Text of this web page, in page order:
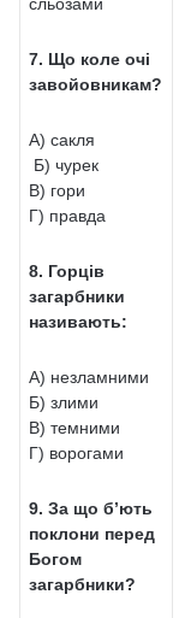
7. Що коле очі
завойовникам?
А) сакля
Б) чурек
В) гори
Г) правда
8. Горців
загарбники
називають:
А) незламними
Б) злими
В) темними
Г) ворогами
9. За що б’ють
поклони перед
Богом
загарбники?